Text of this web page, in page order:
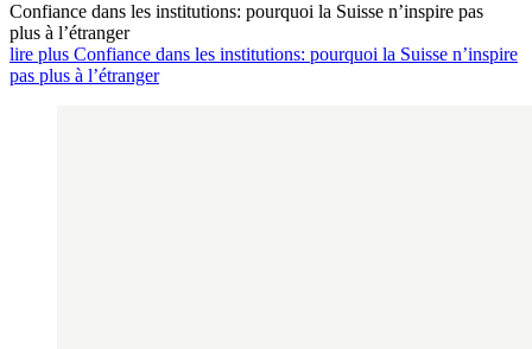
Confiance dans les institutions: pourquoi la Suisse n’inspire pas
plus à l’étranger
lire plus Confiance dans les institutions: pourquoi la Suisse n’inspire
pas plus à l’étranger